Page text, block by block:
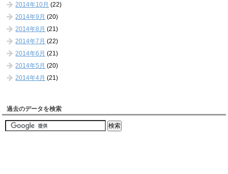
2014年10月 (22)
2014年9月 (20)
2014年8月 (21)
2014年7月 (22)
2014年6月 (21)
2014年5月 (20)
2014年4月 (21)
過去のデータを検索